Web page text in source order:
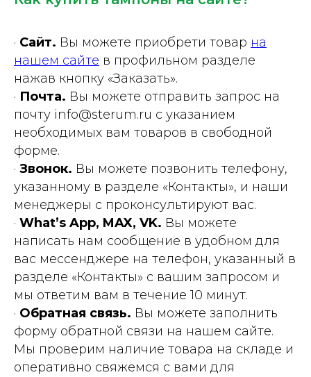
· Сайт. Вы можете приобрети товар на
нашем сайте в профильном разделе
нажав кнопку «Заказать».
· Почта. Вы можете отправить запрос на
почту info@sterum.ru с указанием
необходимых вам товаров в свободной
форме.
· Звонок. Вы можете позвонить телефону,
указанному в разделе «Контакты», и наши
менеджеры с проконсультируют вас.
· What’s App, MAX, VK. Вы можете
написать нам сообщение в удобном для
вас мессенджере на телефон, указанный в
разделе «Контакты» с вашим запросом и
мы ответим вам в течение 10 минут.
· Обратная связь. Вы можете заполнить
форму обратной связи на нашем сайте.
Мы проверим наличие товара на складе и
оперативно свяжемся с вами для